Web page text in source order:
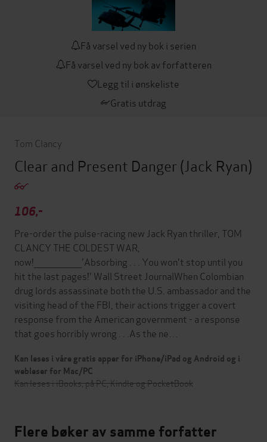
Få varsel ved ny bok i serien
Få varsel ved ny bok av forfatteren
Legg til i ønskeliste
Gratis utdrag
Tom Clancy
Clear and Present Danger(Jack Ryan)
106,-
Pre-order the pulse-racing new Jack Ryan thriller, TOM
CLANCY THE COLDEST WAR,
now!________________'Absorbing . . . You won't stop until you
hit the last pages!' Wall Street JournalWhen Colombian
drug lords assassinate both the U.S. ambassador and the
visiting head of the FBI, their actions trigger a covert
response from the American government - a response
that goes horribly wrong . . .As the ne…
Kan leses i våre gratis apper for iPhone/iPad og Android og i
webleser for Mac/PC
Kan leses i iBooks, på PC, Kindle og PocketBook
Flere bøker av samme forfatter